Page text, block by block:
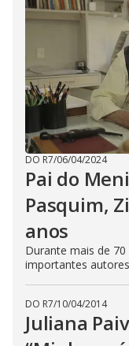
DO R7/06/04/2024
Pai do
Pasquim,
anos
Durante mais de
importantes
DO R7/10/04/2014
Juliana